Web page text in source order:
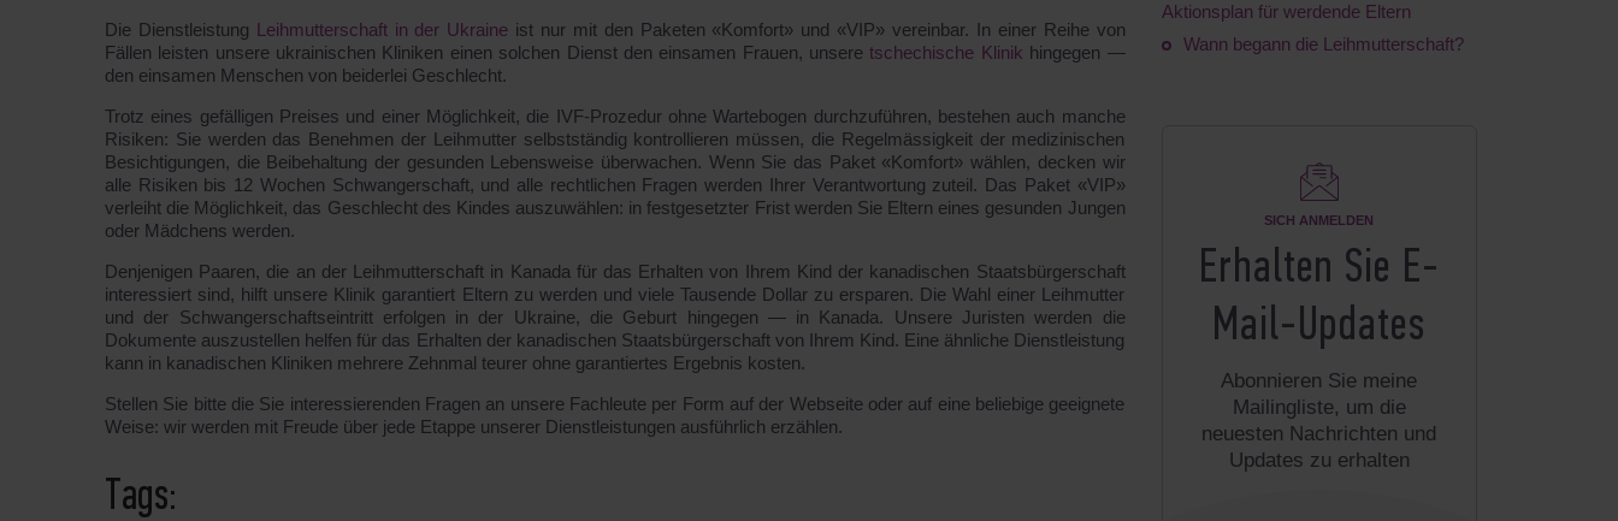
Die Dienstleistung Leihmutterschaft in der Ukraine ist nur mit den Paketen «Komfort» und «VIP» vereinbar. In einer Reihe von
Fällen leisten unsere ukrainischen Kliniken einen solchen Dienst den einsamen Frauen, unseretschechische Klinik hingegen —
den einsamen Menschen von beiderlei Geschlecht.
Trotz eines gefälligen Preises und einer Möglichkeit, die IVF-Prozedur ohne Wartebogen durchzuführen, bestehen auch manche
Risiken: Sie werden das Benehmen der Leihmutter selbstständig kontrollieren müssen, die Regelmässigkeit der medizinischen
Besichtigungen, die Beibehaltung der gesunden Lebensweise überwachen. Wenn Sie das Paket «Komfort» wählen, decken wir
alle Risiken bis 12 Wochen Schwangerschaft, und alle rechtlichen Fragen werden Ihrer Verantwortung zuteil. Das Paket «VIP»
verleiht die Möglichkeit, das Geschlecht des Kindes auszuwählen: in festgesetzter Frist werden Sie Eltern eines gesunden Jungen
oder Mädchens werden.
Denjenigen Paaren, die an der Leihmutterschaft in Kanada für das Erhalten von Ihrem Kind der kanadischen Staatsbürgerschaft
interessiert sind, hilft unsere Klinik garantiert Eltern zu werden und viele Tausende Dollar zu ersparen. Die Wahl einer Leihmutter
und der Schwangerschaftseintritt erfolgen in der Ukraine, die Geburt hingegen ― in Kanada. Unsere Juristen werden die
Dokumente auszustellen helfen für das Erhalten der kanadischen Staatsbürgerschaft von Ihrem Kind. Eine ähnliche Dienstleistung
kann in kanadischen Kliniken mehrere Zehnmal teurer ohne garantiertes Ergebnis kosten.
Stellen Sie bitte die Sie interessierenden Fragen an unsere Fachleute per Form auf der Webseite oder auf eine beliebige geeignete
Weise: wir werden mit Freude über jede Etappe unserer Dienstleistungen ausführlich erzählen.
Tags:
Aktionsplan für werdende Eltern
Wann begann die Leihmutterschaft?
SICH ANMELDEN
Erhalten Sie E-
Mail-Updates
Abonnieren Sie meine
Mailingliste, um die
neuesten Nachrichten und
Updates zu erhalten